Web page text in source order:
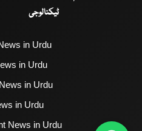
ٹیکنالوجی
in Urdu
in Urdu
in Urdu
in Urdu
News in Urdu